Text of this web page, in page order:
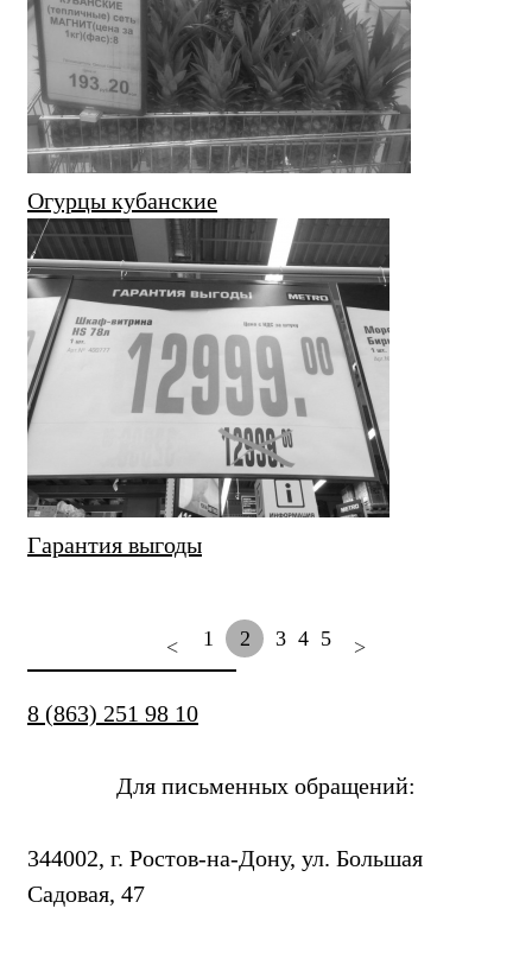
Огурцы кубанские
Гарантия выгоды
< 1 2 3 4 5 >
8 (863) 251 98 10
Для письменных обращений:
344002, г. Ростов-на-Дону, ул. Большая
Садовая, 47